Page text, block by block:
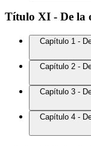
Título XI - De la
Capítulo 1 -
Capítulo 2 -
Capítulo 3 -
Capítulo 4 -